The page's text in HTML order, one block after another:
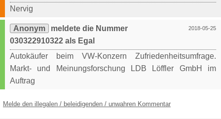
Nervig
2018-05-25
Anonym
meldete die Nummer
030322910322 als Egal
Autokäufer beim VW-Konzern Zufriedenheitsumfrage.
Markt- und Meinungsforschung LDB Löffler GmbH im
Auftrag
Melde den illegalen / beleidigenden / unwahren Kommentar